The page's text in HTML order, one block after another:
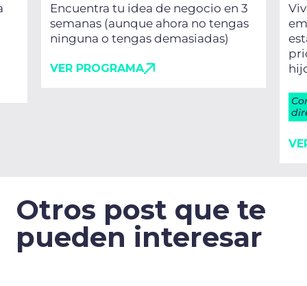
Encuentra tu idea de negocio en 3
semanas (aunque ahora no tengas
ninguna o tengas demasiadas)
VER PROGRAMA
Otros post que te
pueden interesar